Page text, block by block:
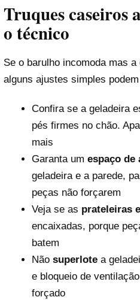
Truques caseiros
o técnico
Se o barulho incomoda mas
alguns ajustes simples
Confira se a geladeira
pés firmes no chão.
mais
Garanta um espaço de
geladeira e a parede,
peças não forçarem
Veja se as prateleiras
encaixadas, porque
batem
Não superlotea
e bloqueio de
forçado